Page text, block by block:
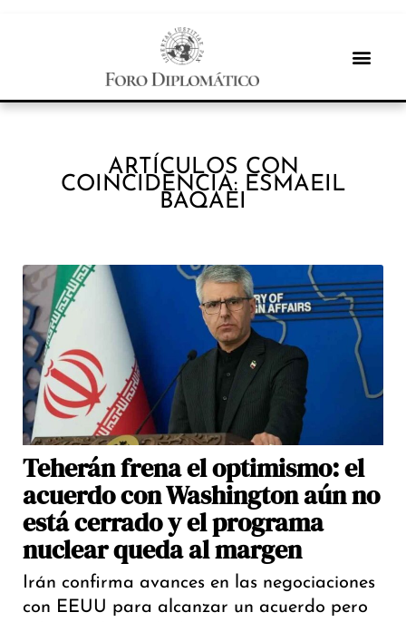
ARTÍCULOS CON
COINCIDENCIA: ESMAEIL
BAQAEI
Teherán frena el optimismo: el
acuerdo con Washington aún no
está cerrado y el programa
nuclear queda al margen
Irán confirma avances en las negociaciones
con EEUU para alcanzar un acuerdo pero